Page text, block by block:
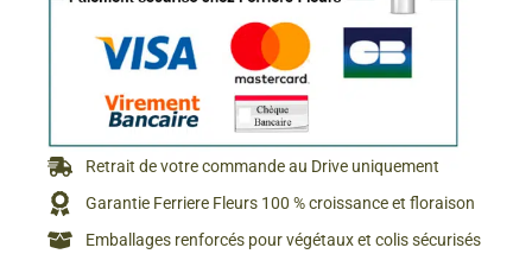
Retrait de votre commande au Drive uniquement
Garantie Ferriere Fleurs 100 % croissance et floraison
Emballages renforcés pour végétaux et colis sécurisés